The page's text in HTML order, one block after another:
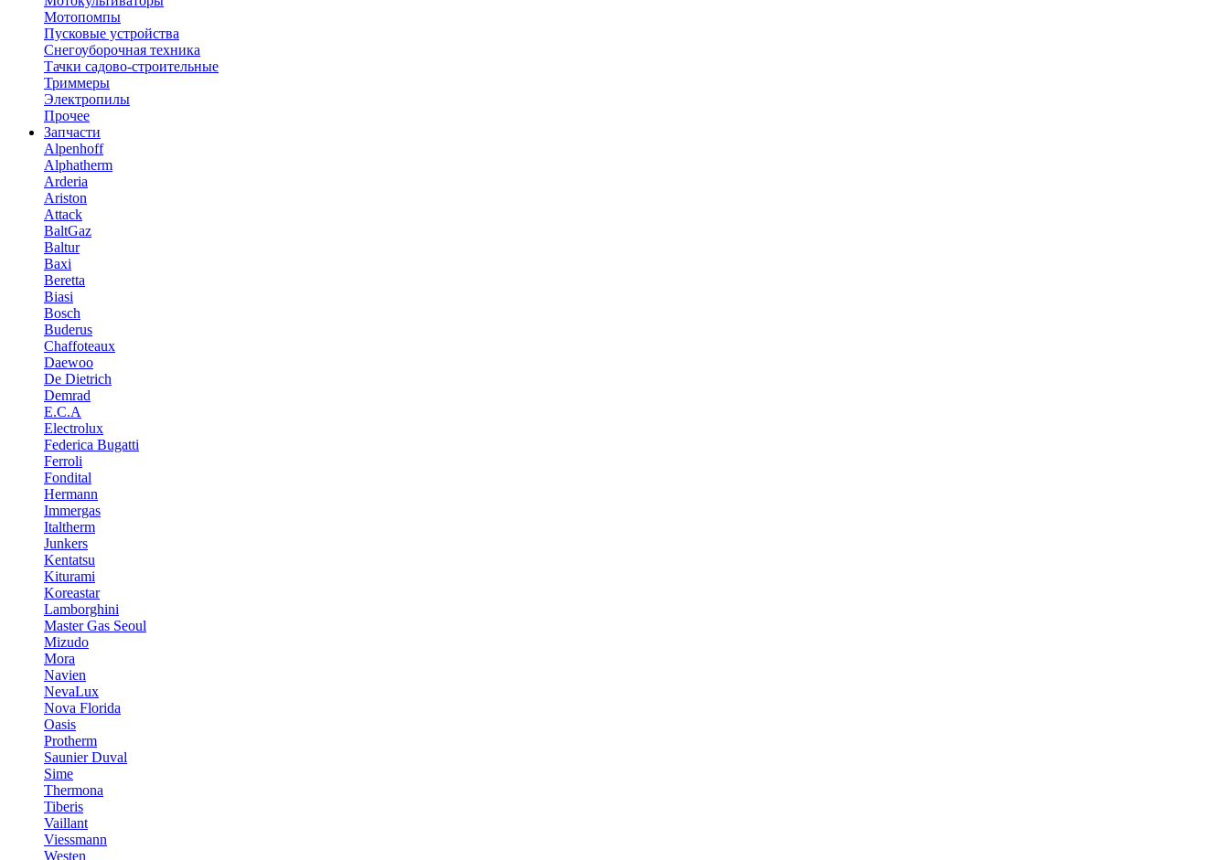
Мотопомпы
Пусковые устройства
Снегоуборочная техника
Тачки садово-строительные
Триммеры
Электропилы
Прочее
Запчасти
Alpenhoff
Alphatherm
Arderia
Ariston
Attack
BaltGaz
Baltur
Baxi
Beretta
Biasi
Bosch
Buderus
Chaffoteaux
Daewoo
De Dietrich
Demrad
E.C.A
Electrolux
Federica Bugatti
Ferroli
Fondital
Hermann
Immergas
Italtherm
Junkers
Kentatsu
Kiturami
Koreastar
Lamborghini
Master Gas Seoul
Mizudo
Mora
Navien
NevaLux
Nova Florida
Oasis
Protherm
Saunier Duval
Sime
Thermona
Tiberis
Vaillant
Viessmann
Westen